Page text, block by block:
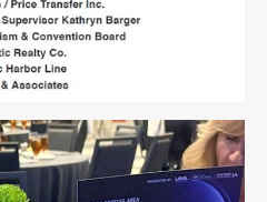
in your inbox.